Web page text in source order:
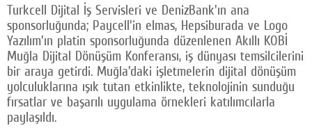
Turkcell Dijital İş Servisleri ve DenizBank'ın ana
sponsorluğunda; Paycell'in elmas, Hepsiburada ve Logo
Yazılım'ın platin sponsorluğunda düzenlenen Akıllı KOBİ
Muğla Dijital Dönüşüm Konferansı, iş dünyası temsilcilerini
bir araya getirdi. Muğla'daki işletmelerin dijital dönüşüm
yolculuklarına ışık tutan etkinlikte, teknolojinin sunduğu
fırsatlar ve başarılı uygulama örnekleri katılımcılarla
paylaşıldı.